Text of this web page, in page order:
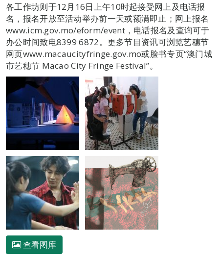
各工作坊则于12月16日上午10时起接受网上及电话报
名，报名开放至活动举办前一天或额满即止；网上报名
www.icm.gov.mo/eform/event，电话报名及查询可于
办公时间致电8399 6872。更多节目资讯可浏览艺穗节
网页www.macaucityfringe.gov.mo或脸书专页“澳门城
市艺穗节 Macao City Fringe Festival”。
查看图库